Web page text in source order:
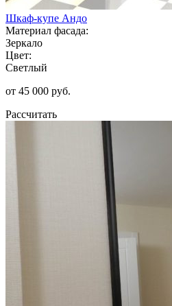
Шкаф-купе Андо
Материал фасада:
Зеркало
Цвет:
Светлый
от 45 000 руб.
Рассчитать